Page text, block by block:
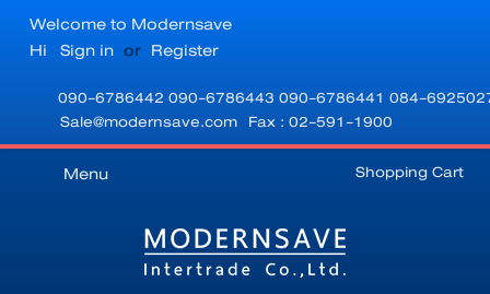
Welcome to Modernsave
Hi Sign in or Register
090-6786442 090-6786443 090-6786441 084-
Sale@modernsave.com Fax : 02-591-1900
Shopping Cart
Menu